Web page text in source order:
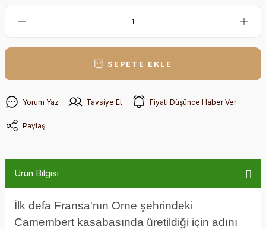
SEPETE EKLE
Yorum Yaz Tavsiye Et Fiyatı Düşünce Haber Ver
Paylaş
Ürün Bilgisi
İlk defa Fransa'nın Orne şehrindeki
Camembert kasabasında üretildiği için adını